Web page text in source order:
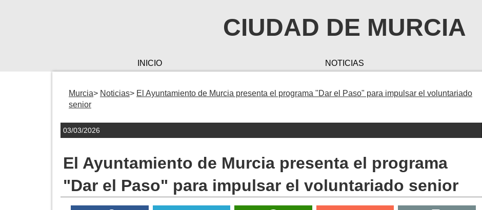
CIUDAD DE MURCIA
INICIO NOTICIAS
Murcia Noticias
El Ayuntamiento de Murcia presenta el programa "Dar el Paso" para impulsar el voluntariado
senior
03/03/2026
El Ayuntamiento de Murcia presenta el programa
"Dar el Paso" para impulsar el voluntariado senior